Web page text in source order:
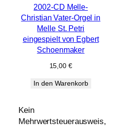
2002-CD Melle-
Christian Vater-Orgel in
Melle St. Petri
eingespielt von Egbert
Schoenmaker
15,00 €
In den Warenkorb
Kein
Mehrwertsteuerausweis,